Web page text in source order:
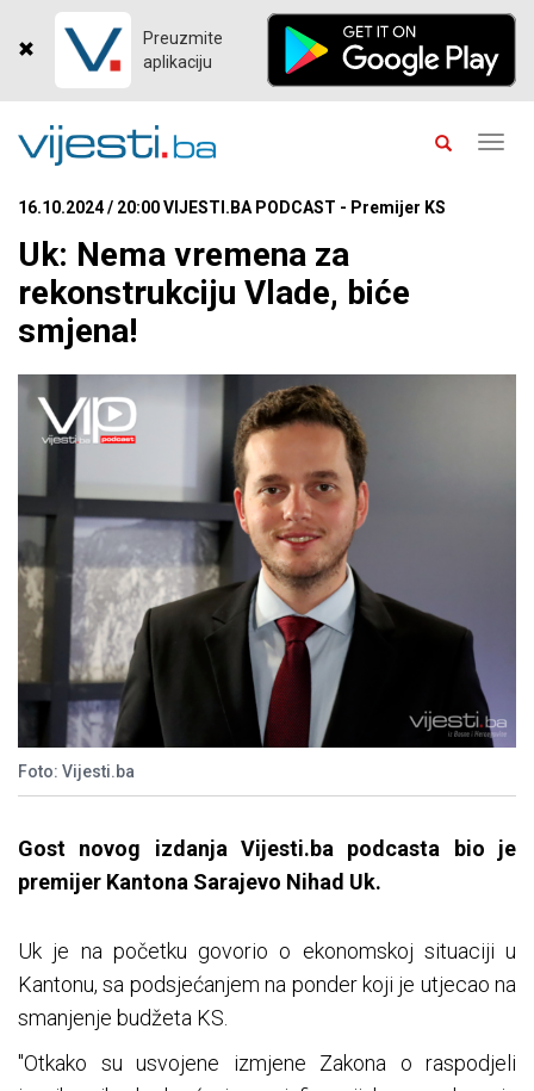
Preuzmite
aplikaciju
16.10.2024 / 20:00 VIJESTI.BA PODCAST - Premijer KS
Uk: Nema vremena za
rekonstrukciju Vlade, biće
smjena!
Foto: Vijesti.ba
Gost novog izdanja Vijesti.ba podcasta bio je
premijer Kantona Sarajevo Nihad Uk.
Uk je na početku govorio o ekonomskoj situaciji u
Kantonu, sa podsjećanjem na ponder koji je utjecao na
smanjenje budžeta KS.
"Otkako su usvojene izmjene Zakona o raspodjeli